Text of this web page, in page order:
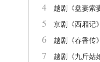
4 越剧《盘妻索
5 京剧《西厢记
6 越剧《春香传
7 越剧《九斤姑